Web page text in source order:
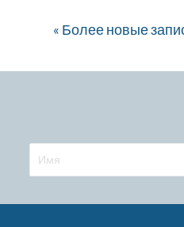
« Более новые